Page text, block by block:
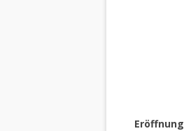
Eröffnung